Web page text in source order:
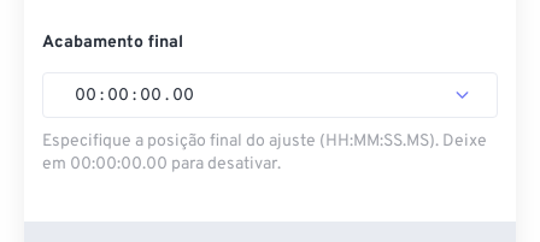
Acabamento final
00 : 00 : 00 . 00
Especifique a posição final do ajuste (HH:MM:SS.MS). Deixe
em 00:00:00.00 para desativar.